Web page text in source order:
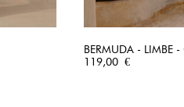
BERMUDA - LIMBE -
Prix
119,00 €